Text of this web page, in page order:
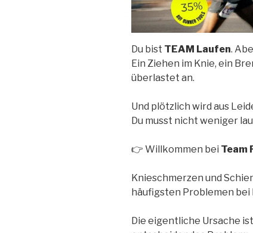
Du bist TEAM Laufen.
Ein Ziehen im Knie, ein
überlastet an.
Und plötzlich wird aus
Du musst nicht weniger
👉 Willkommen bei Team
Knieschmerzen und
häufigsten Problemen bei
Die eigentliche Ursache